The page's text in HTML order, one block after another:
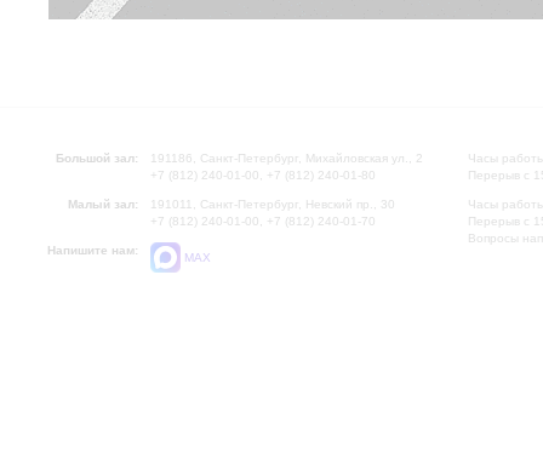
Большой зал:
191186, Санкт-Петербург, Михайловская ул., 2
+7 (812) 240-01-00, +7 (812) 240-01-80
Малый зал:
191011, Санкт-Петербург, Невский пр., 30
+7 (812) 240-01-00, +7 (812) 240-01-70
Напишите нам:
MAX
Часы
Перерыв с
Часы
Перерыв с
Вопросы